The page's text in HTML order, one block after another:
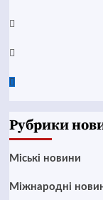
Instagram
Twitter
Google
Рубрики
Mіські новини
Міжнародні